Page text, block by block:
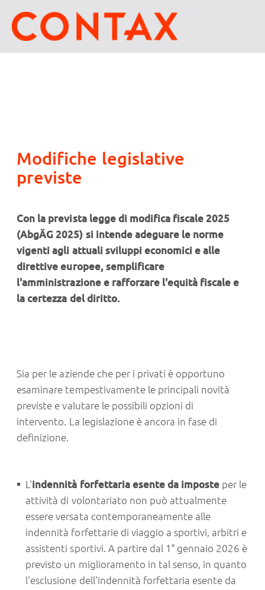
Modifiche legislative
previste
Con la prevista legge di modifica fiscale 2025
(AbgÄG 2025) si intende adeguare le norme
vigenti agli attuali sviluppi economici e alle
direttive europee, semplificare
l'amministrazione e rafforzare l'equità fiscale e
la certezza del diritto.
Sia per le aziende che per i privati è opportuno
esaminare tempestivamente le principali novità
previste e valutare le possibili opzioni di
intervento. La legislazione è ancora in fase di
definizione.
L'indennità forfettaria esente da imposte per le
attività di volontariato non può attualmente
essere versata contemporaneamente alle
indennità forfettarie di viaggio a sportivi, arbitri e
assistenti sportivi. A partire dal 1° gennaio 2026 è
previsto un miglioramento in tal senso, in quanto
l'esclusione dell'indennità forfettaria esente da